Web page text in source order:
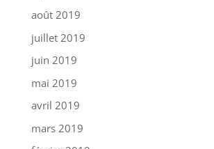
août 2019
juillet 2019
juin 2019
mai 2019
avril 2019
mars 2019